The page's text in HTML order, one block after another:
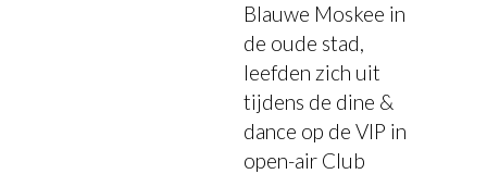
Blauwe Moskee in
de oude stad,
leefden zich uit
tijdens de dine &
dance op de VIP in
open-air Club